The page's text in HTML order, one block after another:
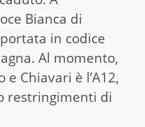
Bianca di
in codice
Al momento,
e Chiavari è l’A12,
restringimenti di